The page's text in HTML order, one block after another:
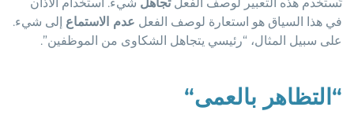
تُستخدم هذه التعبير لوصف الفعل تجاهلشيء. استخدام الآذان
في هذا السياق هو استعارة لوصف الفعل عدم الاستماعإلى شيء.
على سبيل المثال، “رئيسي يتجاهل الشكاوى من الموظفين”.
“التظاهر بالعمى“